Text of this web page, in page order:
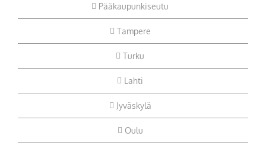
Pääkaupunkiseutu
Tampere
Turku
Lahti
Jyväskylä
Oulu